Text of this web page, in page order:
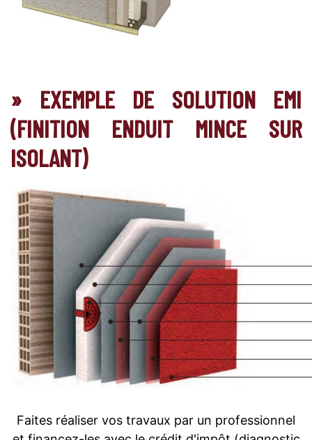
» EXEMPLE DE SOLUTION EMI
(FINITION ENDUIT MINCE SUR
ISOLANT)
Faites réaliser vos travaux par un professionnel